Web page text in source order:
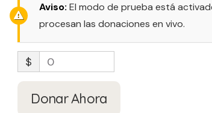
Aviso: El modo de prueba está
procesan las donaciones en vivo.
$ 0
Donar Ahora